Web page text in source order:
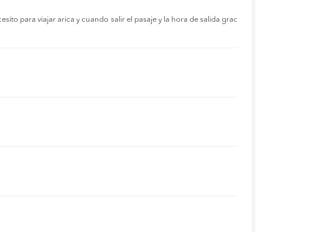
para viajar arica y cuando salir el pasaje y la hora de salida grac